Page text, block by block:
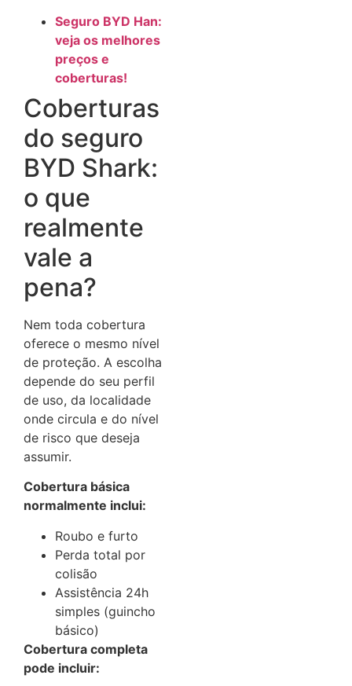
Seguro BYD Han:
veja os melhores
preços e
coberturas!
Coberturas
do seguro
BYD Shark:
o que
realmente
vale a
pena?
Nem toda cobertura
oferece o mesmo nível
de proteção. A escolha
depende do seu perfil
de uso, da localidade
onde circula e do nível
de risco que deseja
assumir.
Cobertura básica
normalmente inclui:
Roubo e furto
Perda total por
colisão
Assistência 24h
simples (guincho
básico)
Cobertura completa
pode incluir: